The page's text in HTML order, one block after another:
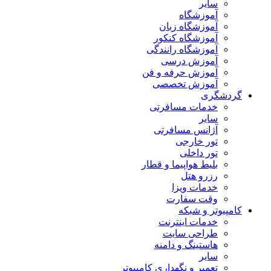
سایر
آموزشگاه
آموزشگاه زبان
آموزشگاه کنکور
آموزشگاه رانندگی
آموزش درسی
آموزش حرفه و فن
آموزش تخصصی
گردشگری
خدمات مسافرتی
سایر
آژانس مسافرتی
تور خارجی
تور داخلی
بلیط هواپیما و قطار
رزرو هتل
خدمات ویزا
وقت سفارت
کامپیوتر و شبکه
خدمات اینترنت
طراحی سایت
هاستینگ و دامنه
سایر
تعمیر و نگهداری کامپیوتر